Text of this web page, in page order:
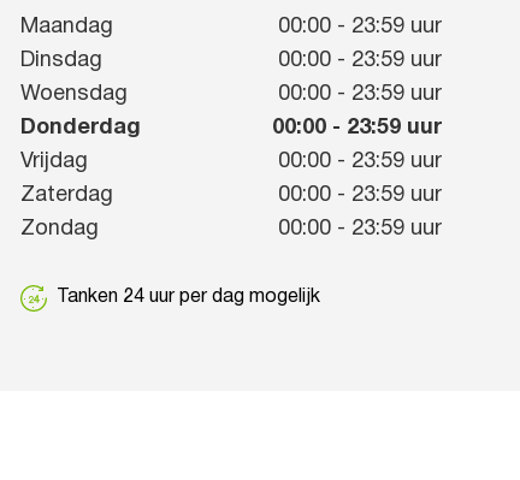
Maandag 00:00 - 23:59 uur
Dinsdag
00:00 - 23:59 uur
Woensdag
00:00 - 23:59 uur
Donderdag
00:00 - 23:59 uur
Vrijdag
00:00 - 23:59 uur
Zaterdag
00:00 - 23:59 uur
Zondag
00:00 - 23:59 uur
Tanken 24 uur per dag mogelijk